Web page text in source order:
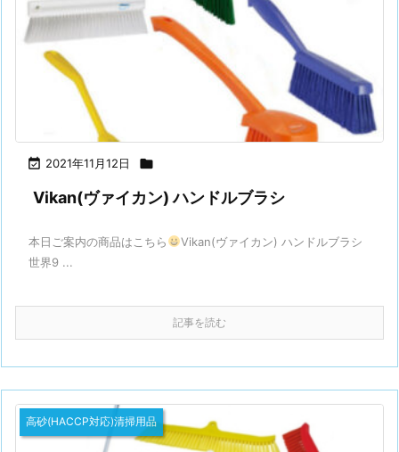
 2021年11月12日 
Vikan(ヴァイカン) ハンドルブラシ
本日ご案内の商品はこちら
Vikan(ヴァイカン) ハンドルブラシ
世界9 ...
記事を読む
高砂(HACCP対応)清掃用品